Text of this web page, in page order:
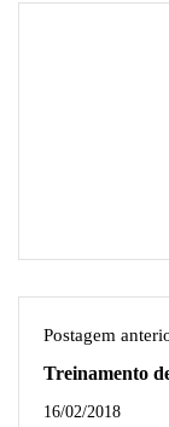
Postagem
Treinamento
16/02/2018